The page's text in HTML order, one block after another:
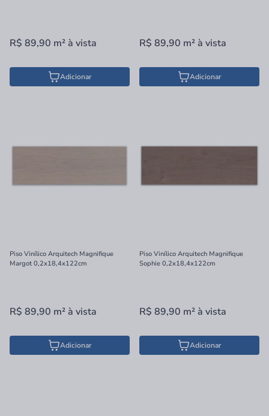
R$ 89,90 m²à vista
Adicionar
R$ 89,90 m²à vista
Adicionar
Piso Vinílico Arquitech Magnifique
Margot 0,2x18,4x122cm
R$ 89,90 m²à vista
Adicionar
Piso Vinílico Arquitech Magnifique
Sophie 0,2x18,4x122cm
R$ 89,90 m²à vista
Adicionar